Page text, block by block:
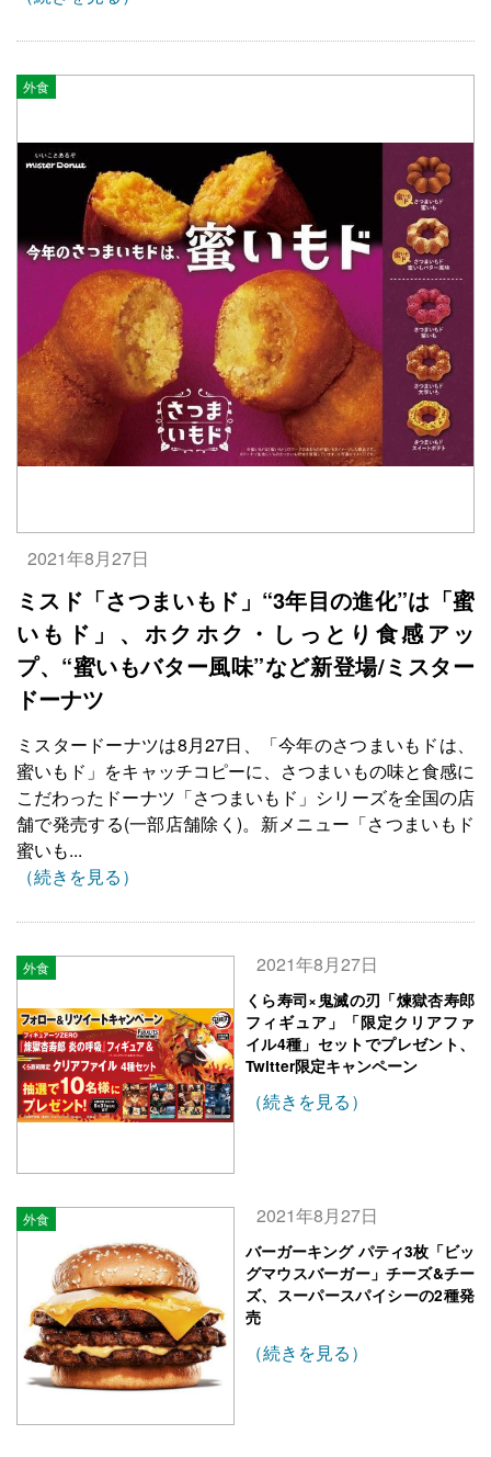
外食
2021年8月27日
ミスド「さつまいもド」“3年目の進化”は「蜜
いもド」、ホクホク・しっとり食感アッ
プ、“蜜いもバター風味”など新登場/ミスター
ドーナツ
ミスタードーナツは8月27日、「今年のさつまいもドは、
蜜いもド」をキャッチコピーに、さつまいもの味と食感に
こだわったドーナツ「さつまいもド」シリーズを全国の店
舗で発売する(一部店舗除く)。新メニュー「さつまいもド
蜜いも...
（続きを見る）
外食 2021年8月27日
くら寿司×鬼滅の刃「煉獄杏寿郎
フィギュア」「限定クリアファ
イル4種」セットでプレゼント、
Twitter限定キャンペーン
（続きを見る）
外食 2021年8月27日
バーガーキング パティ3枚「ビッ
グマウスバーガー」チーズ&チー
ズ、スーパースパイシーの2種発
売
（続きを見る）